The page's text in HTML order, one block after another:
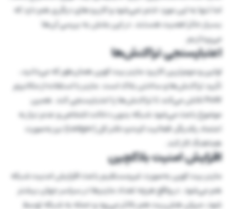
اما تنها به این مورد ختم نمی‌شود و کاربردهای دیگری هم دارد که
بسیار حائز اهمیت هستند. در این بخش به بررسی آن‌ها
می‌پردازیم.
اعتبارسنجی تراکنش‌ها
اولین و مهم‌ترین کاربرد ماینر‌ بیت کوین همان‌طور که می‌دانید،
تأیید تراکنش‌‌ها و ساختن بلاک است. ماینر با استفاده از مکانیزم
PoW تلاش می‌کند تا تراکنش‌ها را اعتبارسنجی کند. همین
موضوع باعث می‌شود شبکه بدون دخالت اشخاص و عدم نیاز به
اعتماد یکدیگر، فعالیت کرده و دفتر کل (Ledger) نیز به‌صورت
هماهنگ کار کند.
افزایش امنیت بلاکچین
ماینر بیت کوین به‌صورت غیرمستقیم باعث افزایش امنیت شبکه
هم می‌شود. در واقع هرچه تعداد ماینرها در سراسر جهان بیشتر
شود، میزان هش‌ریت هم بالاتر می‌رود و حمله به شبکه توسط